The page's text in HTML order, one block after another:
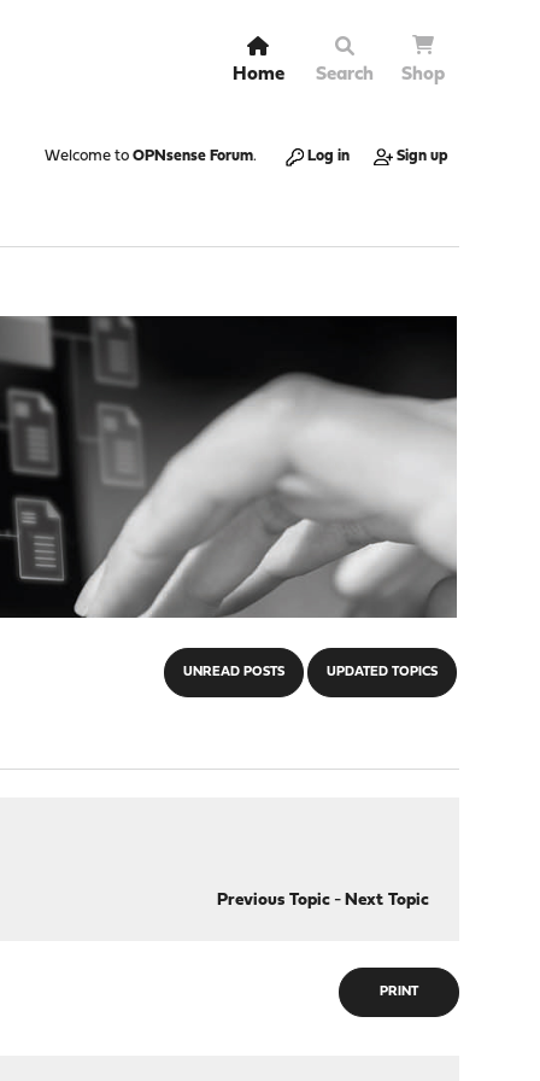
Home Search Shop
Welcome to OPNsense Forum. Log in Sign up
UNREAD POSTS UPDATED TOPICS
Previous Topic- Next Topic
PRINT